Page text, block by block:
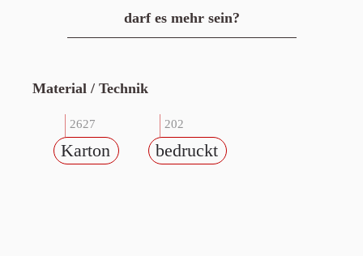
darf es mehr sein?
Material / Technik
2627
Karton
202
bedruckt